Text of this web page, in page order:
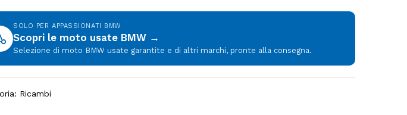
SOLO PER APPASSIONATI BMW
Scopri le moto usate BMW →
Selezione di moto BMW usate garantite e di altri marchi, pronte alla consegna.
Ricambi